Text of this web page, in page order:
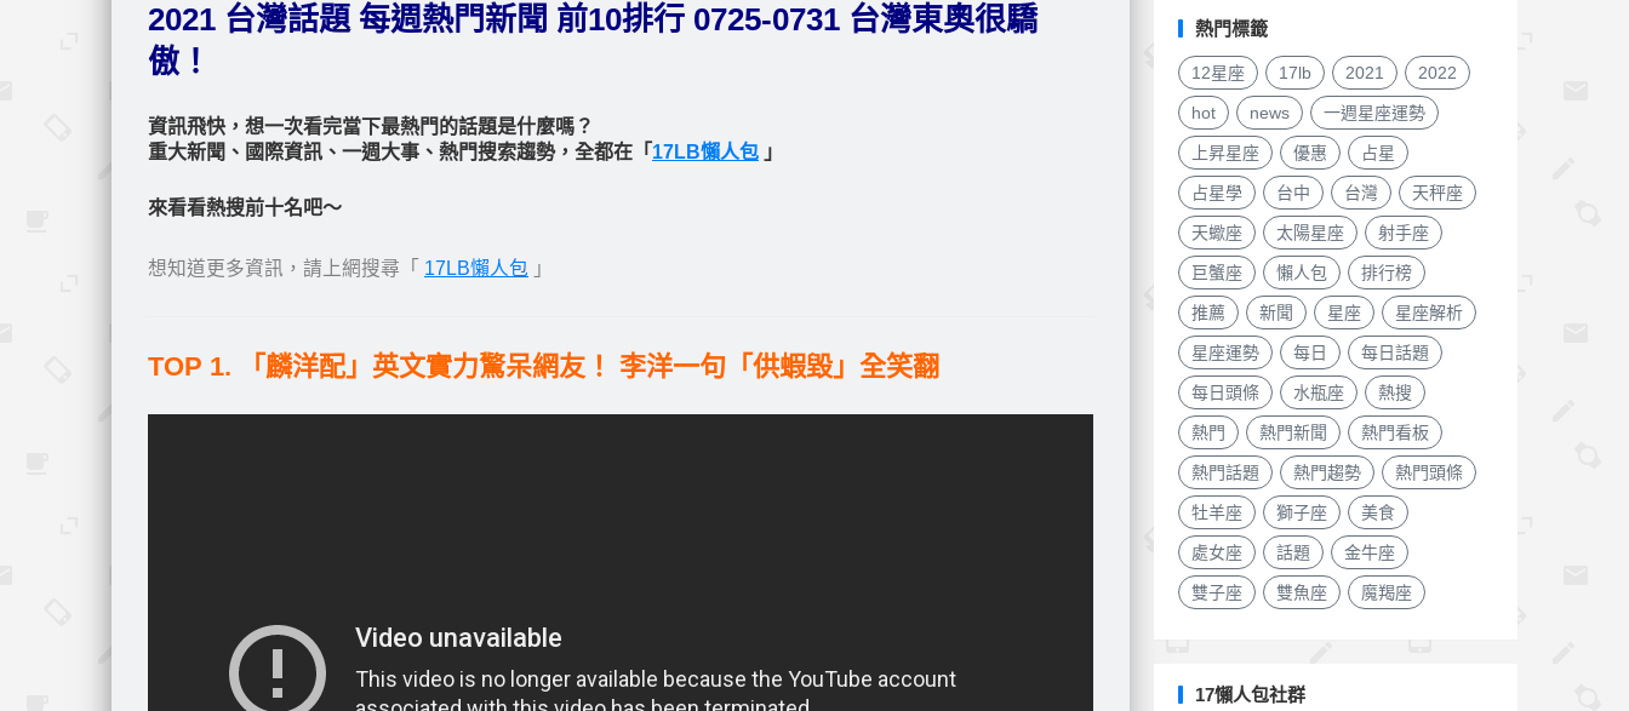
2021 台灣話題 每週熱門新聞 前10排行 0725-0731 台灣東奧很驕
傲！
資訊飛快，想一次看完當下最熱門的話題是什麼嗎？
重大新聞、國際資訊、一週大事、熱門搜索趨勢，全都在「 17LB懶人包 」
來看看熱搜前十名吧～
想知道更多資訊，請上網搜尋「 17LB懶人包 」
TOP 1. 「麟洋配」英文實力驚呆網友！ 李洋一句「供蝦毀」全笑翻
熱門標籤
12星座 17lb 2021 2022
hot news 一週星座運勢
上昇星座 優惠 占星
占星學 台中 台灣 天秤座
天蠍座 太陽星座 射手座
巨蟹座 懶人包 排行榜
推薦 新聞 星座 星座解析
星座運勢 每日 每日話題
每日頭條 水瓶座 熱搜
熱門 熱門新聞 熱門看板
熱門話題 熱門趨勢 熱門頭條
牡羊座 獅子座 美食
處女座 話題 金牛座
雙子座 雙魚座 魔羯座
17懶人包社群